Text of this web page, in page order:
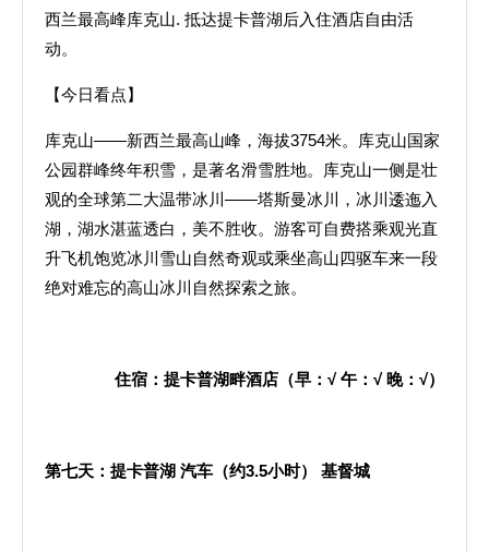
西兰最高峰库克山. 抵达提卡普湖后入住酒店自由活
动。
【今日看点】
库克山——新西兰最高山峰，海拔3754米。库克山国家
公园群峰终年积雪，是著名滑雪胜地。库克山一侧是壮
观的全球第二大温带冰川——塔斯曼冰川，冰川逶迤入
湖，湖水湛蓝透白，美不胜收。游客可自费搭乘观光直
升飞机饱览冰川雪山自然奇观或乘坐高山四驱车来一段
绝对难忘的高山冰川自然探索之旅。
住宿：提卡普湖畔酒店（早： √午： √ 晚： √）
第七天：提卡普湖 汽车（约3.5小时） 基督城